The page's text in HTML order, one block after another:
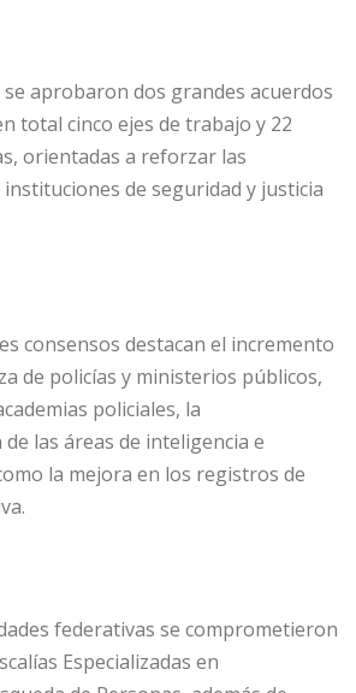
aprobaron dos grandes acuerdos
total cinco ejes de trabajo y 22
orientadas a reforzar las
instituciones de seguridad y justicia
consensos destacan el incremento
de policías y ministerios públicos,
policiales, la
las áreas de inteligencia e
la mejora en los registros de
federativas se comprometieron
Especializadas en